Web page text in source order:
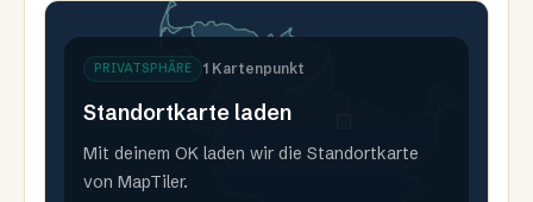
PRIVATSPHÄRE 1 Kartenpunkt
Standortkarte laden
Mit deinem OK laden wir die Standortkarte
von MapTiler.